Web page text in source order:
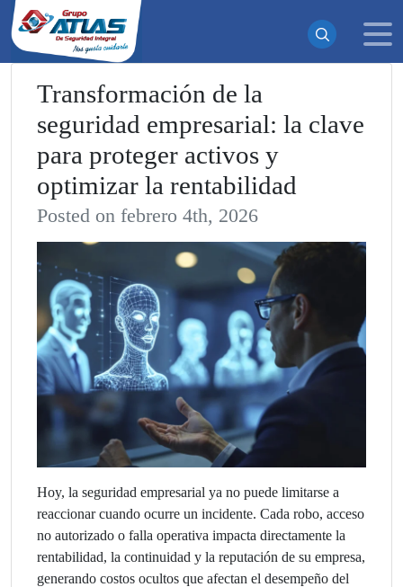
Transformación de la
seguridad empresarial: la clave
para proteger activos y
optimizar la rentabilidad
Posted on febrero 4th, 2026
Hoy, la seguridad empresarial ya no puede limitarse a
reaccionar cuando ocurre un incidente. Cada robo, acceso
no autorizado o falla operativa impacta directamente la
rentabilidad, la continuidad y la reputación de su empresa,
generando costos ocultos que afectan el desempeño del
¡Suscrito exitosamente!
Ahora recibirás todas nuestras actualizaciones y noticias
directamente en tu bandeja de entrada. ¡No te pierdas
ninguna novedad!